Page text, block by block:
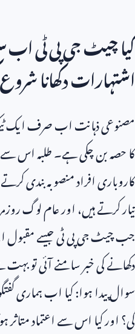
کیا چیٹ جی پی ٹی
اشتہارات دکھانا
مصنوعی ذہانت اب صرف ایک
کا حصہ بن چکی ہے۔ طلبہ اس سے
کاروباری افراد منصوبہ بندی
تیار کرتے ہیں، اور عام لوگ
جب چیٹ جی پی ٹی جیسے مقبول
دکھانے کی خبر سامنے آئی تو
سوال پیدا ہوا: کیا اب ہماری
گی؟ اور کیا اس سے اعتماد متاثر